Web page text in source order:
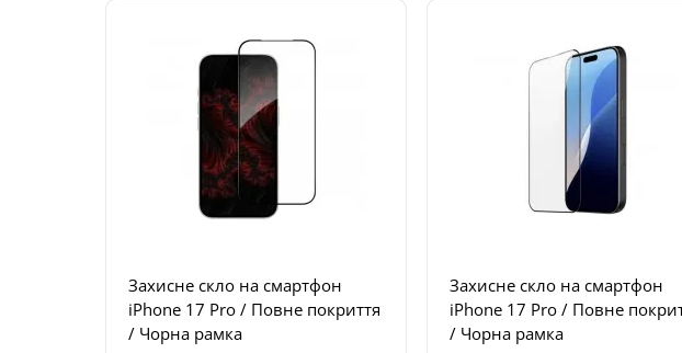
Захисне скло на смартфон
iPhone 17 Pro / Повне покриття
/ Чорна рамка
Захисне скло на смартфон
iPhone 17 Pro / Повне покриття
/ Чорна рамка